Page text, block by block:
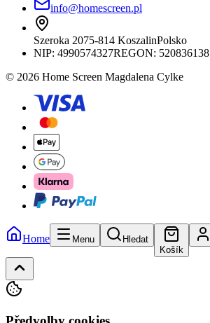
info@homescreen.pl
Szeroka 2075-814 KoszalinPolsko
NIP: 4990574327REGON: 520836138
© 2026 Home Screen Magdalena Cylke
Home Menu
Hledat
Košík